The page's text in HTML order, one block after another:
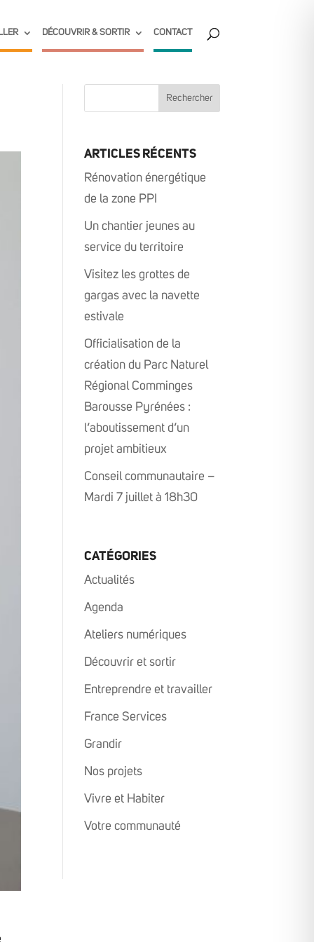
DÉCOUVRIR & SORTIR CONTACT
ARTICLES RÉCENTS
Rénovation énergétique
de la zone PPI
Un chantier jeunes au
service du territoire
Visitez les grottes de
gargas avec la navette
estivale
Officialisation de la
création du Parc Naturel
Régional Comminges
Barousse Pyrénées :
l’aboutissement d’un
projet ambitieux
Conseil communautaire –
Mardi 7 juillet à 18h30
CATÉGORIES
Actualités
Agenda
Ateliers numériques
Découvrir et sortir
Entreprendre et travailler
France Services
Grandir
Nos projets
Vivre et Habiter
Votre communauté